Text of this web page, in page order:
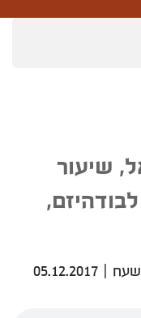
שיעור
לבודהיזם,
|
05.12.2017